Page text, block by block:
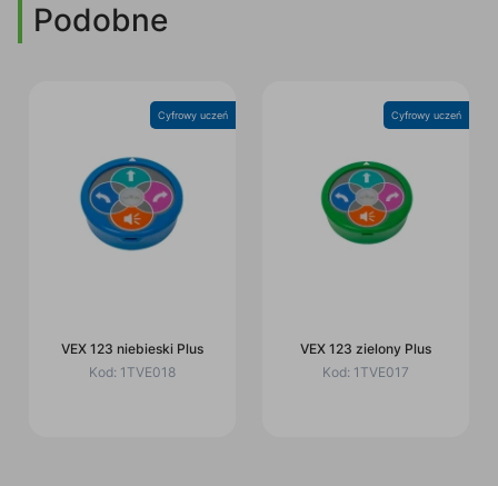
Podobne
Cyfrowy uczeń
VEX 123 niebieski Plus
Kod: 1TVE018
Cyfrowy uczeń
VEX 123 zielony Plus
Kod: 1TVE017